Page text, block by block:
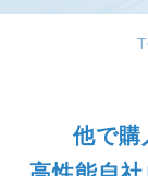
他で購